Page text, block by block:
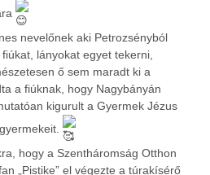
nevelőnek aki Petrozsényból
lányokat egyet tekerni,
ő sem maradt ki a
a fiúknak, hogy Nagybányán
kigurult a Gyermek Jézus
hogy a Szentháromság Otthon
„Pistike” el végezte a túrakísérő